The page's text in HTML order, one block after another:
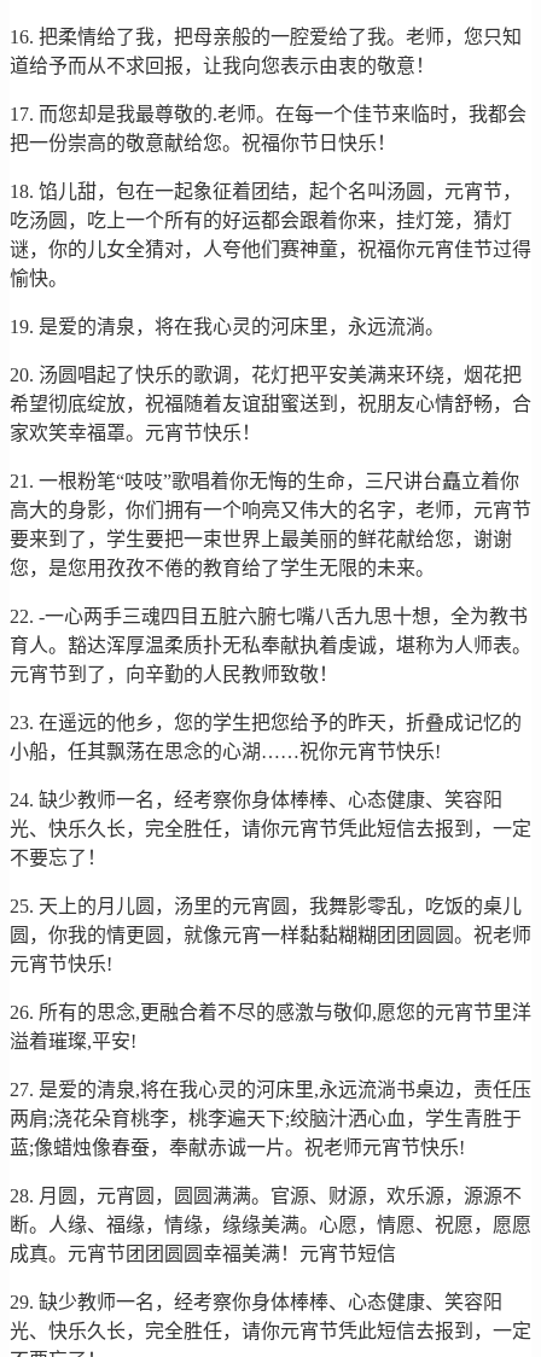
16. 把柔情给了我，把母亲般的一腔爱给了我。老师，您只知
道给予而从不求回报，让我向您表示由衷的敬意！
17. 而您却是我最尊敬的.老师。在每一个佳节来临时，我都会
把一份崇高的敬意献给您。祝福你节日快乐！
18. 馅儿甜，包在一起象征着团结，起个名叫汤圆，元宵节，
吃汤圆，吃上一个所有的好运都会跟着你来，挂灯笼，猜灯
谜，你的儿女全猜对，人夸他们赛神童，祝福你元宵佳节过得
愉快。
19. 是爱的清泉，将在我心灵的河床里，永远流淌。
20. 汤圆唱起了快乐的歌调，花灯把平安美满来环绕，烟花把
希望彻底绽放，祝福随着友谊甜蜜送到，祝朋友心情舒畅，合
家欢笑幸福罩。元宵节快乐！
21. 一根粉笔“吱吱”歌唱着你无悔的生命，三尺讲台矗立着你
高大的身影，你们拥有一个响亮又伟大的名字，老师，元宵节
要来到了，学生要把一束世界上最美丽的鲜花献给您，谢谢
您，是您用孜孜不倦的教育给了学生无限的未来。
22. -一心两手三魂四目五脏六腑七嘴八舌九思十想，全为教书
育人。豁达浑厚温柔质扑无私奉献执着虔诚，堪称为人师表。
元宵节到了，向辛勤的人民教师致敬！
23. 在遥远的他乡，您的学生把您给予的昨天，折叠成记忆的
小船，任其飘荡在思念的心湖……祝你元宵节快乐!
24. 缺少教师一名，经考察你身体棒棒、心态健康、笑容阳
光、快乐久长，完全胜任，请你元宵节凭此短信去报到，一定
不要忘了！
25. 天上的月儿圆，汤里的元宵圆，我舞影零乱，吃饭的桌儿
圆，你我的情更圆，就像元宵一样黏黏糊糊团团圆圆。祝老师
元宵节快乐!
26. 所有的思念,更融合着不尽的感激与敬仰,愿您的元宵节里洋
溢着璀璨,平安!
27. 是爱的清泉,将在我心灵的河床里,永远流淌书桌边，责任压
两肩;浇花朵育桃李，桃李遍天下;绞脑汁洒心血，学生青胜于
蓝;像蜡烛像春蚕，奉献赤诚一片。祝老师元宵节快乐!
28. 月圆，元宵圆，圆圆满满。官源、财源，欢乐源，源源不
断。人缘、福缘，情缘，缘缘美满。心愿，情愿、祝愿，愿愿
成真。元宵节团团圆圆幸福美满！元宵节短信
29. 缺少教师一名，经考察你身体棒棒、心态健康、笑容阳
光、快乐久长，完全胜任，请你元宵节凭此短信去报到，一定